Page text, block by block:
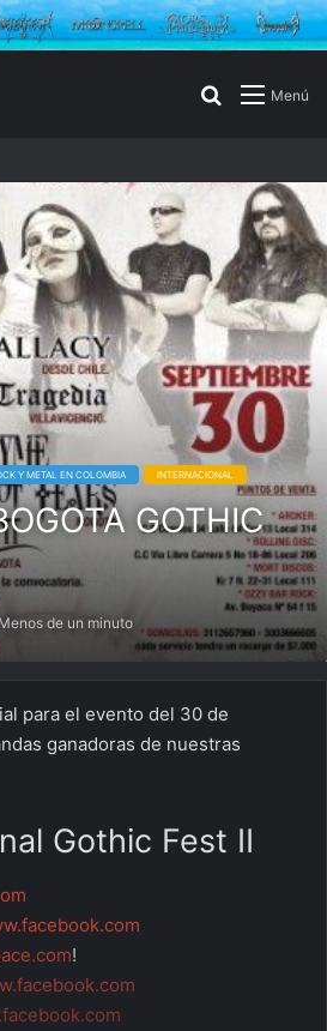
Menú
Buscar
Y METAL EN COLOMBIA INTERNACIONAL
GOTHIC
Menos de un minuto
para el evento del 30 de
ganadoras de nuestras
Gothic Fest II
!